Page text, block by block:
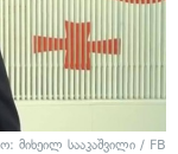
მიხეილ სააკაშვილი / FB